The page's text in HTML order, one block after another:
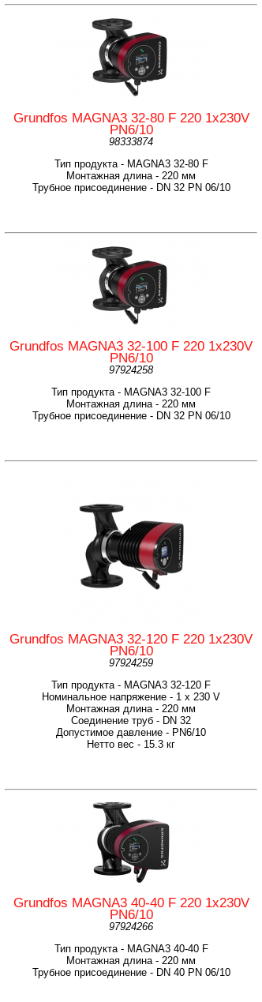
Grundfos MAGNA3 32-80 F 220 1x230V
PN6/10
98333874
Тип продукта - MAGNA3 32-80 F
Монтажная длина - 220 мм
Трубное присоединение - DN 32 PN 06/10
Grundfos MAGNA3 32-100 F 220 1x230V
PN6/10
97924258
Тип продукта - MAGNA3 32-100 F
Монтажная длина - 220 мм
Трубное присоединение - DN 32 PN 06/10
Grundfos MAGNA3 32-120 F 220 1x230V
PN6/10
97924259
Тип продукта - MAGNA3 32-120 F
Номинальное напряжение - 1 x 230 V
Монтажная длина - 220 мм
Соединение труб - DN 32
Допустимое давление - PN6/10
Нетто вес - 15.3 кг
Grundfos MAGNA3 40-40 F 220 1x230V
PN6/10
97924266
Тип продукта - MAGNA3 40-40 F
Монтажная длина - 220 мм
Трубное присоединение - DN 40 PN 06/10